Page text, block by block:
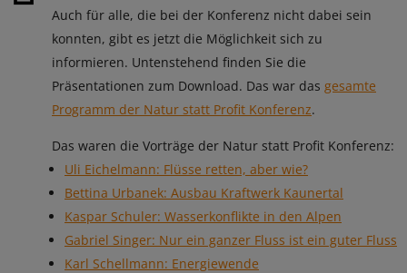
Auch für alle, die bei der Konferenz nicht dabei sein
konnten, gibt es jetzt die Möglichkeit sich zu
informieren. Untenstehend finden Sie die
Präsentationen zum Download. Das war das gesamte
Programm der Natur statt Profit Konferenz.
Das waren die Vorträge der Natur statt Profit Konferenz:
Uli Eichelmann: Flüsse retten, aber wie?
Bettina Urbanek: Ausbau Kraftwerk Kaunertal
Kaspar Schuler: Wasserkonflikte in den Alpen
Gabriel Singer: Nur ein ganzer Fluss ist ein guter Fluss
Karl Schellmann: Energiewende